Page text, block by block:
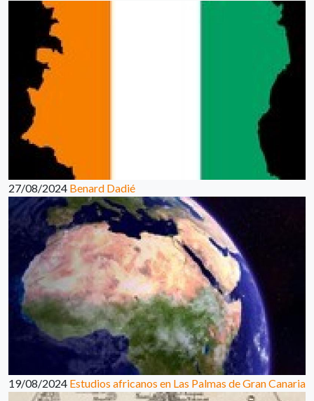
27/08/2024 Benard Dadié
19/08/2024 Estudios africanos en Las Palmas de Gran Canaria